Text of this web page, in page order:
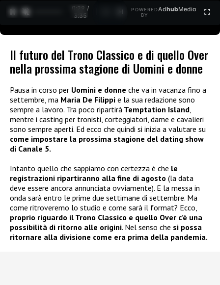
0:30 /
3:35
POWERED
BY
AdhubMedia
Il futuro del Trono Classico e di quello Over
nella prossima stagione di Uomini e donne
Pausa in corso per Uomini e donne che va in vacanza fino a
settembre, ma Maria De Filippi e la sua redazione sono
sempre a lavoro. Tra poco ripartirà Temptation Island,
mentre i casting per tronisti, corteggiatori, dame e cavalieri
sono sempre aperti. Ed ecco che quindi si inizia a valutare su
come impostare la prossima stagione del dating show
di Canale 5.
Intanto quello che sappiamo con certezza è che le
registrazioni ripartiranno alla fine di agosto (la data
deve essere ancora annunciata ovviamente). E la messa in
onda sarà entro le prime due settimane di settembre. Ma
come ritroveremo lo studio e come sarà il format? Ecco,
proprio riguardo il Trono Classico e quello Over c’è una
possibilità di ritorno alle origini. Nel senso che si possa
ritornare alla divisione come era prima della pandemia.